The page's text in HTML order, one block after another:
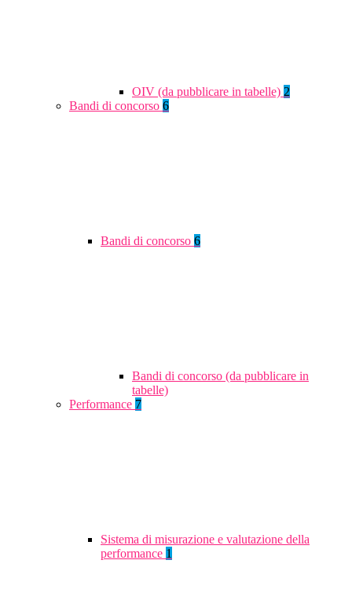
OIV (da pubblicare in tabelle) 2
Bandi di concorso 6
Bandi di concorso 6
Bandi di concorso (da pubblicare in
tabelle)
Performance 7
Sistema di misurazione e valutazione della
performance 1